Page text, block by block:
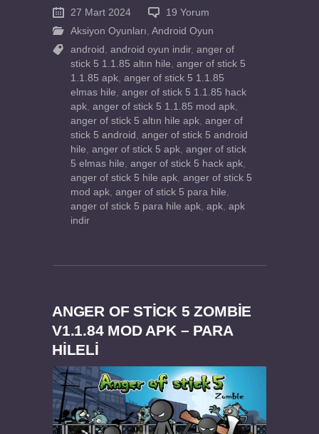
27 Mart 2024
19 Yorum
Aksiyon Oyunları Android Oyun
android
android oyun indir, anger of
stick 5 1.1.85 altın hile anger of stick 5
1.1.85 apk anger of stick 5 1.1.85
elmas hile anger of stick 5 1.1.85 hack
apk anger of stick 5 1.1.85 mod apk
anger of stick 5 altın hile apk anger of
stick 5 android
anger of stick 5 android
hile anger of stick 5 apk anger of stick
5 elmas hile anger of stick 5 hack apk
anger of stick 5 hile apk anger of stick 5
mod apk anger of stick 5 para hile
anger of stick 5 para hile apk apk apk
indir
ANGER OF STICK 5 ZOMBIE
V1.1.84 MOD APK – PARA
HİLELİ